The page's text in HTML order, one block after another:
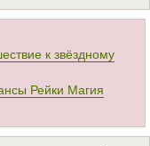
к звёздному
Рейки Магия